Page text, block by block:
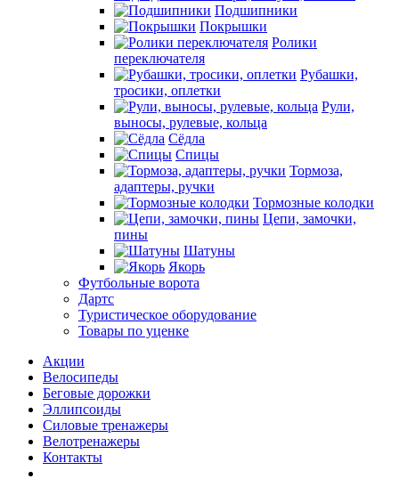
Подшипники
Покрышки
Ролики
переключателя
Рубашки,
тросики, оплетки
Рули,
выносы, рулевые, кольца
Сёдла
Спицы
Тормоза,
адаптеры, ручки
Тормозные колодки
Цепи, замочки,
пины
Шатуны
Якорь
Футбольные ворота
Дартс
Туристическое оборудование
Товары по уценке
Акции
Велосипеды
Беговые дорожки
Эллипсоиды
Силовые тренажеры
Велотренажеры
Контакты